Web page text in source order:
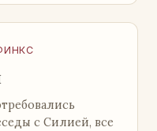
с Силией, все